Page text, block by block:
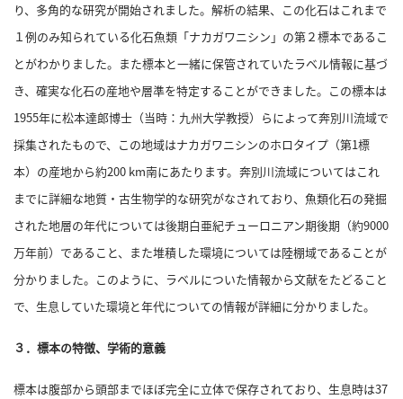
プ
ラ
イ
シ
ー
ポ
リ
ー
用
規
商
り、多角的な研究が開始されました。 解析の結果、この化石はこれまで
１例のみ知られている化石魚類「ナカガワニシン」の第２標本であるこ
とがわかりました。 また標本と一緒に保管されていたラベル情報に基づ
き、確実な化石の産地や層準を特定することができました。 この標本は
1955年に松本達郎博士（当時：九州大学教授）らによって奔別川流域で
採集されたもので、この地域はナカガワニシンのホロタイプ（第1標
本）の産地から約200 km南にあたります。 奔別川流域についてはこれ
までに詳細な地質・古生物学的な研究がなされており、魚類化石の発掘
された地層の年代については後期白亜紀チューロニアン期後期（約9000
万年前）であること、また堆積した環境については陸棚域であることが
分かりました。 このように、ラベルについた情報から文献をたどること
で、生息していた環境と年代についての情報が詳細に分かりました。
３．標本の特徴、学術的意義
標本は腹部から頭部までほぼ完全に立体で保存されており、生息時は37